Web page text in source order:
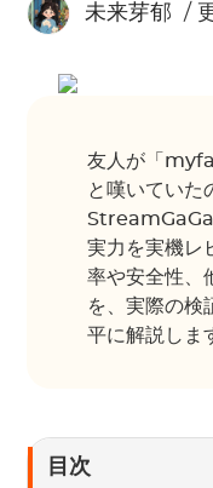
未来芽郁 /
友人が「
と嘆いていた
実力を実機レ
率や安全性、
を、実際の検
平に解説しま
目次